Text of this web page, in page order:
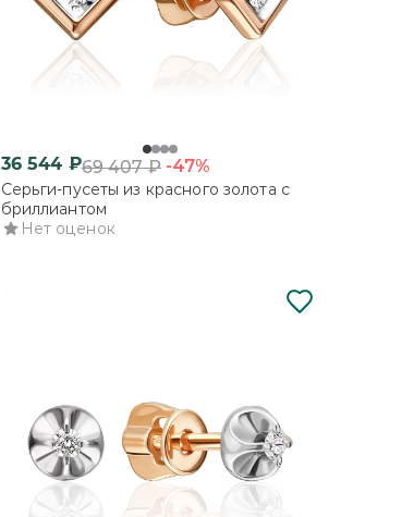
36 544 ₽69 407₽ -47%
Серьги-пусеты из красного золота с
бриллиантом
Нет оценок